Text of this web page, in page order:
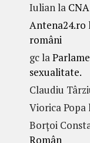
Iulianla
Antena24.ro
români
gcla
sexualitate.
Claudiu
Viorica Popa
Borțoi
Român